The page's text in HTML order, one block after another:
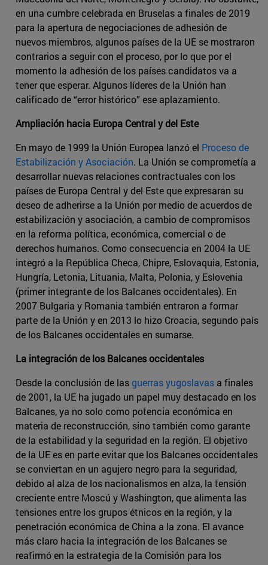
en una cumbre celebrada en Bruselas a finales de 2019
para la apertura de negociaciones de adhesión de
nuevos miembros, algunos países de la UE se mostraron
contrarios a seguir con el proceso, por lo que por el
momento la adhesión de los países candidatos va a
tener que esperar. Algunos líderes de la Unión han
calificado de “error histórico” ese aplazamiento.
Ampliación hacia Europa Central y del Este
En mayo de 1999 la Unión Europea lanzó el Proceso de
Estabilización y Asociación. La Unión se comprometía a
desarrollar nuevas relaciones contractuales con los
países de Europa Central y del Este que expresaran su
deseo de adherirse a la Unión por medio de acuerdos de
estabilización y asociación, a cambio de compromisos
en la reforma política, económica, comercial o de
derechos humanos. Como consecuencia en 2004 la UE
integró a la República Checa, Chipre, Eslovaquia, Estonia,
Hungría, Letonia, Lituania, Malta, Polonia, y Eslovenia
(primer integrante de los Balcanes occidentales). En
2007 Bulgaria y Romania también entraron a formar
parte de la Unión y en 2013 lo hizo Croacia, segundo país
de los Balcanes occidentales en sumarse.
La integración de los Balcanes occidentales
Desde la conclusión de lasguerras yugoslavas a finales
de 2001, la UE ha jugado un papel muy destacado en los
Balcanes, ya no solo como potencia económica en
materia de reconstrucción, sino también como garante
de la estabilidad y la seguridad en la región. El objetivo
de la UE es en parte evitar que los Balcanes occidentales
se conviertan en un agujero negro para la seguridad,
debido al alza de los nacionalismos en alza, la tensión
creciente entre Moscú y Washington, que alimenta las
tensiones entre los grupos étnicos en la región, y la
penetración económica de China a la zona. El avance
más claro hacia la integración de los Balcanes se
reafirmó en la estrategia de la Comisión para los